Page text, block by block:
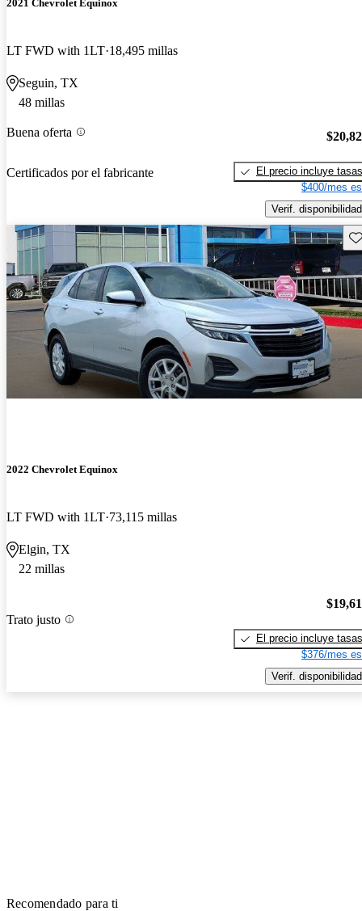
2021 Chevrolet Equinox
LT FWD with 1LT 18,495 millas
Seguin, TX
48 millas
Buena oferta
Certificados por el fabricante
El precio incluye tasas
$400/mes
Verif. disponibilidad
2022 Chevrolet Equinox
LT FWD with 1LT 73,115 millas
Elgin, TX
22 millas
Trato justo
El precio incluye tasas
$376/mes
Verif. disponibilidad
Recomendado para ti